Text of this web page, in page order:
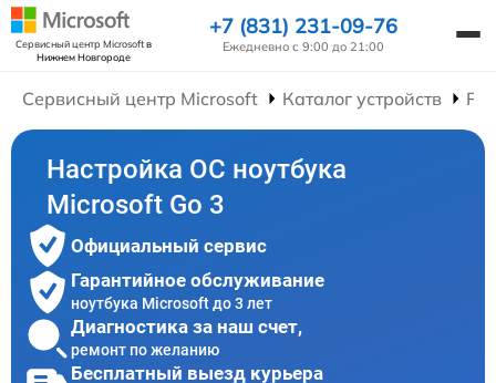
Сервисный центр Microsoftв
Нижнем Новгороде
+7 (831) 231-09-76
Ежедневно с 9:00 до 21:00
Сервисный центр Microsoft Каталог устройств
Настройка ОС ноутбука
Microsoft Go 3
Официальный сервис
Гарантийное обслуживание
ноутбука Microsoft до 3 лет
Диагностика за наш счет,
ремонт по желанию
Бесплатный выезд курьера